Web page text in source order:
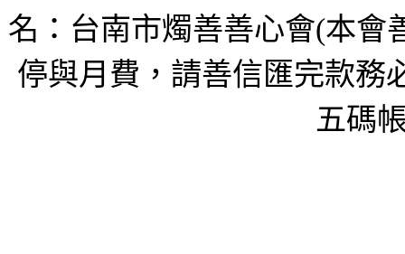
名：台南市燭善善心會(本會
停與月費，請善信匯完款務
五碼